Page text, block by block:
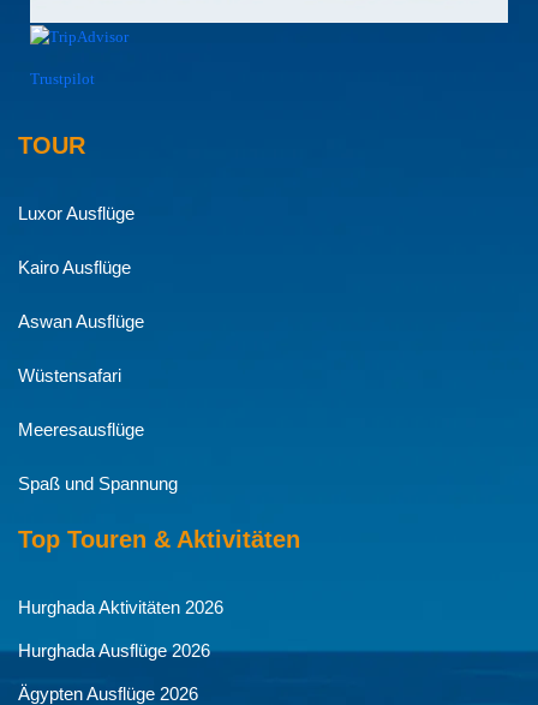
Trustpilot
TOUR
Luxor Ausflüge
Kairo Ausflüge
Aswan Ausflüge
Wüstensafari
Meeresausflüge
Spaß und Spannung
Top Touren & Aktivitäten
Hurghada Aktivitäten 2026
Hurghada Ausflüge 2026
Ägypten Ausflüge 2026